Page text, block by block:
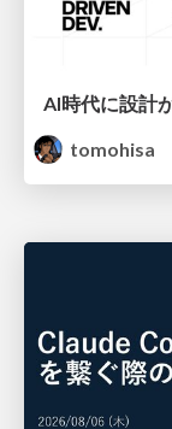
tomohisa